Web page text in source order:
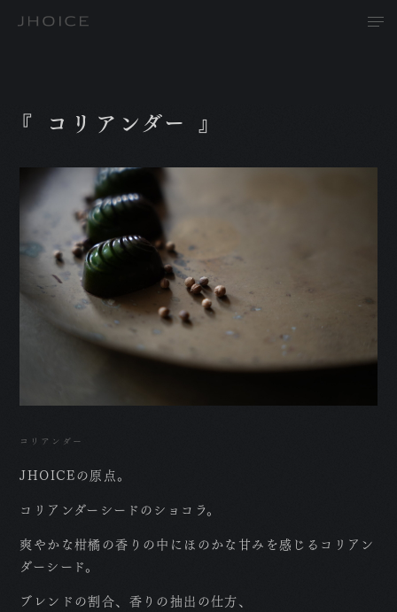
『 コリアンダー 』
コリアンダー
JHOICEの原点。
コリアンダーシードのショコラ。
爽やかな柑橘の香りの中にほのかな甘みを感じるコリアン
ダーシード。
ブレンドの割合、香りの抽出の仕方、